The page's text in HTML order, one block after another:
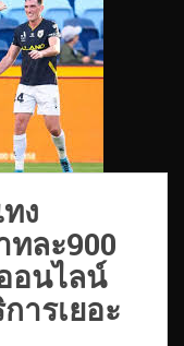
ง​
ละ​900​
อนไลน์
ารเยอะ